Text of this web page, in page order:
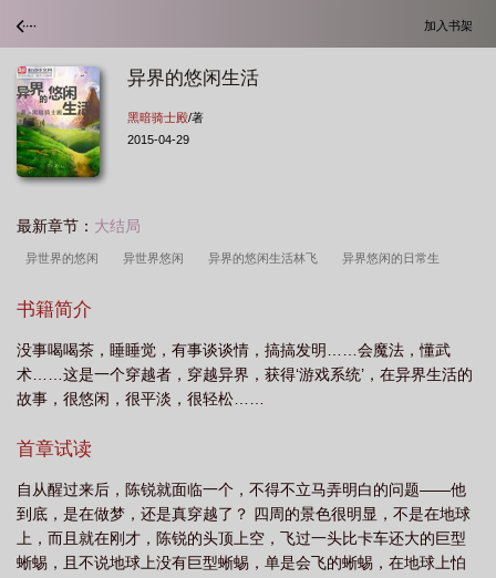
加入书架
异界的悠闲生活
黑暗骑士殿/著
2015-04-29
最新章节： 大结局
异世界的悠闲 异世界悠闲 异界的悠闲生活林飞 异界悠闲的日常生
txt 异界悠闲生活类
活 异界悠闲生活 异界悠闲生活动漫 轻异界悠闲度日 异世界悠闲农家百
度百科 悠闲的异世界生活叫什么 异界的悠闲生活百度百科 异世界悠闲求生
书籍简介
没事喝喝茶，睡睡觉，有事谈谈情，搞搞发明……会魔法，懂武
术……这是一个穿越者，穿越异界，获得‘游戏系统’，在异界生活的
故事，很悠闲，很平淡，很轻松……
首章试读
自从醒过来后，陈锐就面临一个，不得不立马弄明白的问题——他
到底，是在做梦，还是真穿越了？ 四周的景色很明显，不是在地球
上，而且就在刚才，陈锐的头顶上空，飞过一头比卡车还大的巨型
蜥蜴，且不说地球上没有巨型蜥蜴，单是会飞的蜥蜴，在地球上怕